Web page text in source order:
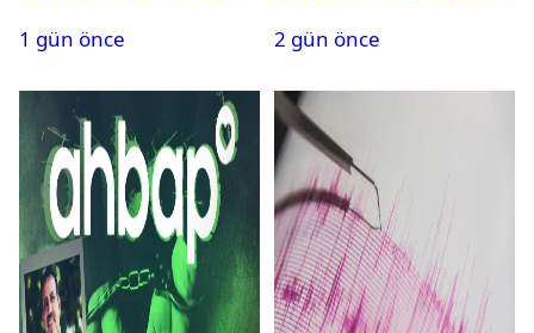
1 gün önce
2 gün önce